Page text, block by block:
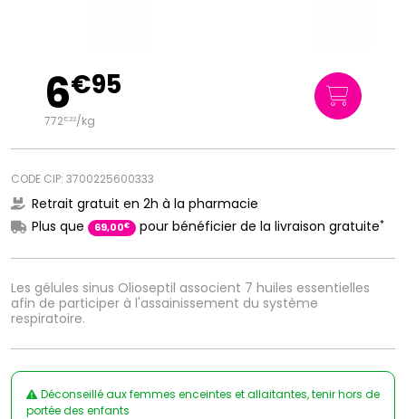
Les gélules sinus Olioseptil associent 7 huiles essentielles
afin de participer à l'assainissement du système
respiratoire.
6€95
772€22/kg
CODE CIP: 3700225600333
Retrait gratuit en 2h à la pharmacie
Plus que
69,00€ pour bénéficier de la livraison gratuite*
Déconseillé aux femmes enceintes et allaitantes, tenir hors de
portée des enfants